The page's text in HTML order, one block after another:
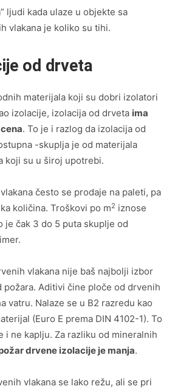
ljudi kada ulaze u objekte sa
vlakana je koliko su tihi.
od drveta
materijala koji su dobri izolatori
izolacije, izolacija od drveta ima
. To je i razlog da izolacija od
-skuplja je od materijala
koji su u široj upotrebi.
često se prodaje na paleti, pa
količina. Troškovi po m2 iznose
je čak 3 do 5 puta skuplje od
vlakana nije baš najbolji izbor
požara. Aditivi čine ploče od drvenih
vatru. Nalaze se u B2 razredu kao
(Euro E prema DIN 4102-1). To
i ne kaplju. Za razliku od mineralnih
drvene izolacije je manja.
vlakana se lako režu, ali se pri